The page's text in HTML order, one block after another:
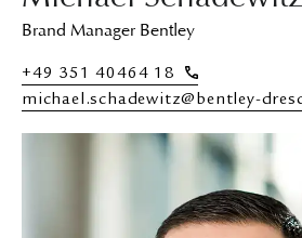
Brand Manager Bentley
+49 351 40464 18
michael.schadewitz@bentley-